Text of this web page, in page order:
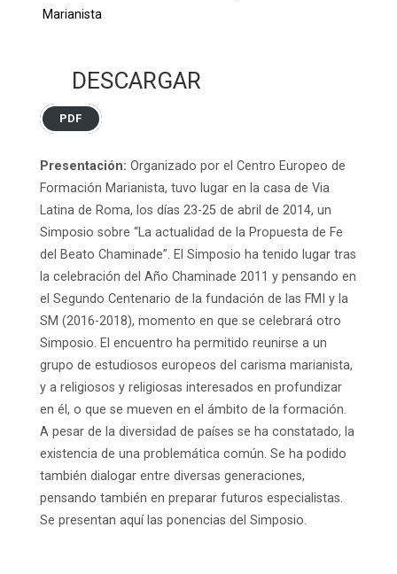
Marianista
DESCARGAR
PDF
Presentación: Organizado por el Centro Europeo de
Formación Marianista, tuvo lugar en la casa de Via
Latina de Roma, los días 23-25 de abril de 2014, un
Simposio sobre “La actualidad de la Propuesta de Fe
del Beato Chaminade”. El Simposio ha tenido lugar tras
la celebración del Año Chaminade 2011 y pensando en
el Segundo Centenario de la fundación de las FMI y la
SM (2016-2018), momento en que se celebrará otro
Simposio. El encuentro ha permitido reunirse a un
grupo de estudiosos europeos del carisma marianista,
y a religiosos y religiosas interesados en profundizar
en él, o que se mueven en el ámbito de la formación.
A pesar de la diversidad de países se ha constatado, la
existencia de una problemática común. Se ha podido
también dialogar entre diversas generaciones,
pensando también en preparar futuros especialistas.
Se presentan aquí las ponencias del Simposio.